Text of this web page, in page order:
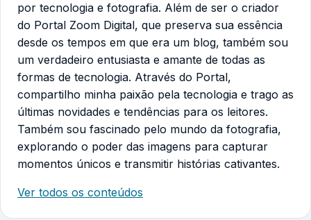
por tecnologia e fotografia. Além de ser o criador
do Portal Zoom Digital, que preserva sua essência
desde os tempos em que era um blog, também sou
um verdadeiro entusiasta e amante de todas as
formas de tecnologia. Através do Portal,
compartilho minha paixão pela tecnologia e trago as
últimas novidades e tendências para os leitores.
Também sou fascinado pelo mundo da fotografia,
explorando o poder das imagens para capturar
momentos únicos e transmitir histórias cativantes.
Ver todos os conteúdos